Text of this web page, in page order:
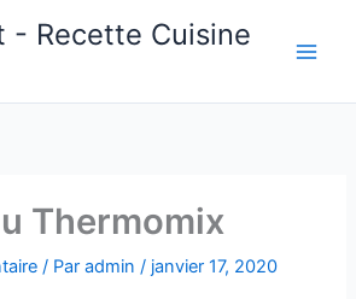
- Recette Cuisine
Thermomix
/ Paradmin/ janvier 17, 2020